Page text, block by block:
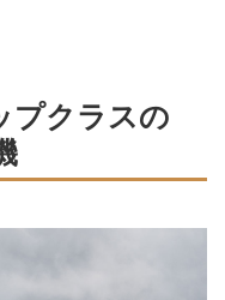
プクラスの